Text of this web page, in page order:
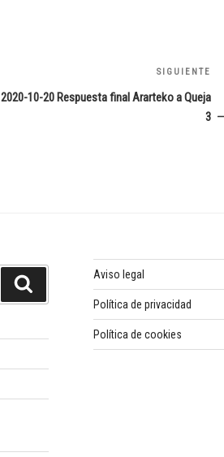
SIGUIENTE
2020-10-20 Respuesta final Ararteko a Queja
3
Aviso legal
Política de privacidad
Política de cookies